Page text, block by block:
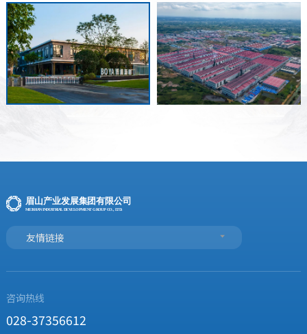
友情链接
咨询热线
028-37356612